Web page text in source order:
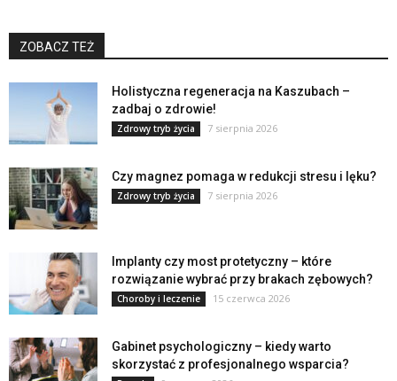
ZOBACZ TEŻ
Holistyczna regeneracja na Kaszubach –
zadbaj o zdrowie!
Zdrowy tryb życia 7 sierpnia 2026
Czy magnez pomaga w redukcji stresu i lęku?
Zdrowy tryb życia 7 sierpnia 2026
Implanty czy most protetyczny – które
rozwiązanie wybrać przy brakach zębowych?
Choroby i leczenie 15 czerwca 2026
Gabinet psychologiczny – kiedy warto
skorzystać z profesjonalnego wsparcia?